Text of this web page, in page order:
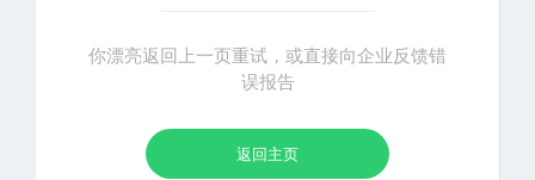
你漂亮返回上一页重试，或直接向企业反馈错
误报告
返回主页